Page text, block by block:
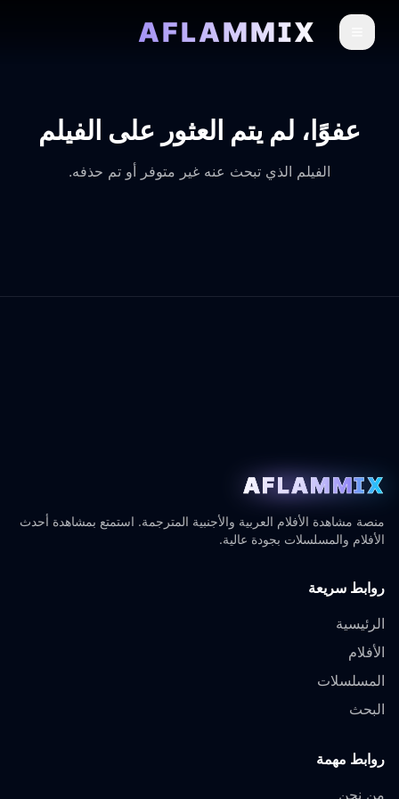
AFLAMMIX
عفوًا، لم يتم العثور على الفيلم
الفيلم الذي تبحث عنه غير متوفر أو تم حذفه.
AFLAMMIX
منصة مشاهدة الأفلام العربية والأجنبية المترجمة. استمتع بمشاهدة أحدث
الأفلام والمسلسلات بجودة عالية.
روابط سريعة
الرئيسية
الأفلام
المسلسلات
البحث
روابط مهمة
من نحن